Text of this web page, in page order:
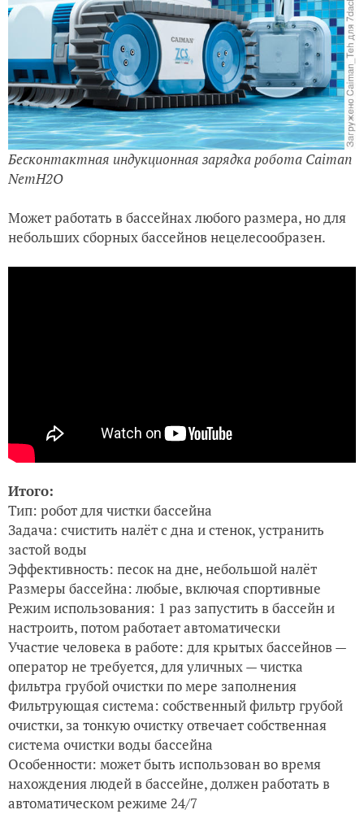
Бесконтактная индукционная зарядка робота Caiman
NemH2O
Может работать в бассейнах любого размера, но для
небольших сборных бассейнов нецелесообразен.
Итого:
Тип: робот для чистки бассейна
Задача: счистить налёт с дна и стенок, устранить
застой воды
Эффективность: песок на дне, небольшой налёт
Размеры бассейна: любые, включая спортивные
Режим использования: 1 раз запустить в бассейн и
настроить, потом работает автоматически
Участие человека в работе: для крытых бассейнов —
оператор не требуется, для уличных — чистка
фильтра грубой очистки по мере заполнения
Фильтрующая система: собственный фильтр грубой
очистки, за тонкую очистку отвечает собственная
система очистки воды бассейна
Особенности: может быть использован во время
нахождения людей в бассейне, должен работать в
автоматическом режиме 24/7